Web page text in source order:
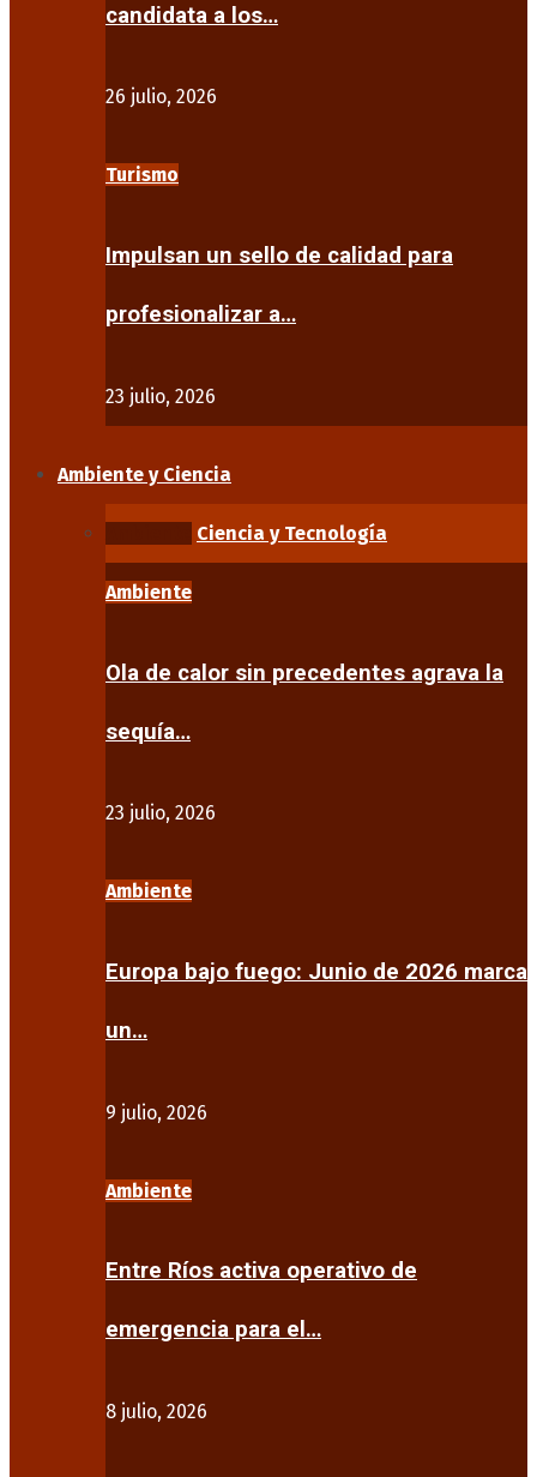
candidata a los…
26 julio, 2026
Turismo
Impulsan un sello de calidad para
profesionalizar a…
23 julio, 2026
Ambiente y Ciencia
Ciencia y Tecnología
Ambiente
Ola de calor sin precedentes agrava la
sequía…
23 julio, 2026
Ambiente
Europa bajo fuego: Junio de 2026 marca
un…
9 julio, 2026
Ambiente
Entre Ríos activa operativo de
emergencia para el…
8 julio, 2026